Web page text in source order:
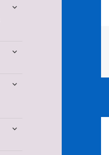
ouvrir
ouvrir
menu
ouvrir
ouvrir